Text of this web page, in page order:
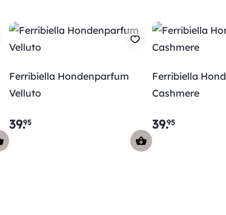
Ferribiella Hondenparfum
Velluto
39.95
Ferribiella
Cashmere
39.95